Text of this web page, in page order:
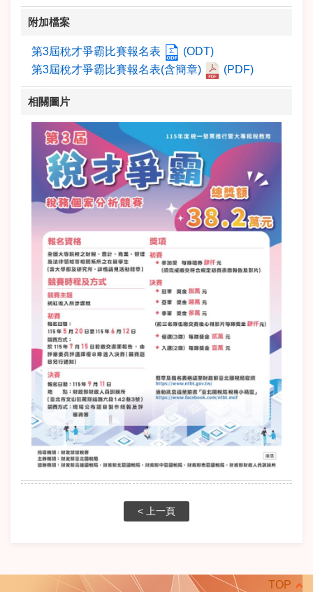
附加檔案
第3屆稅才爭霸比賽報名表
(ODT)
第3屆稅才爭霸比賽報名表(含簡章)
(PDF)
相關圖片
< 上一頁
TOP